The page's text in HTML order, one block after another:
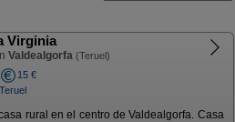
Virginia
Valdealgorfa (Teruel)
15 €
rural en el centro de Valdealgorfa. Casa